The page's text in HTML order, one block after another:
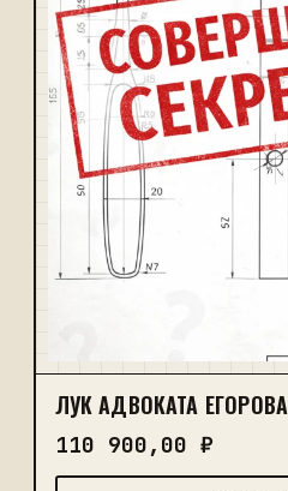
ЛУК АДВОКАТА ЕГОРОВА
110 900,00 ₽